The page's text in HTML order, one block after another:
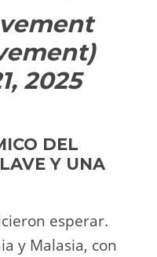
2025
DEL
Y UNA
esperar.
y Malasia, con